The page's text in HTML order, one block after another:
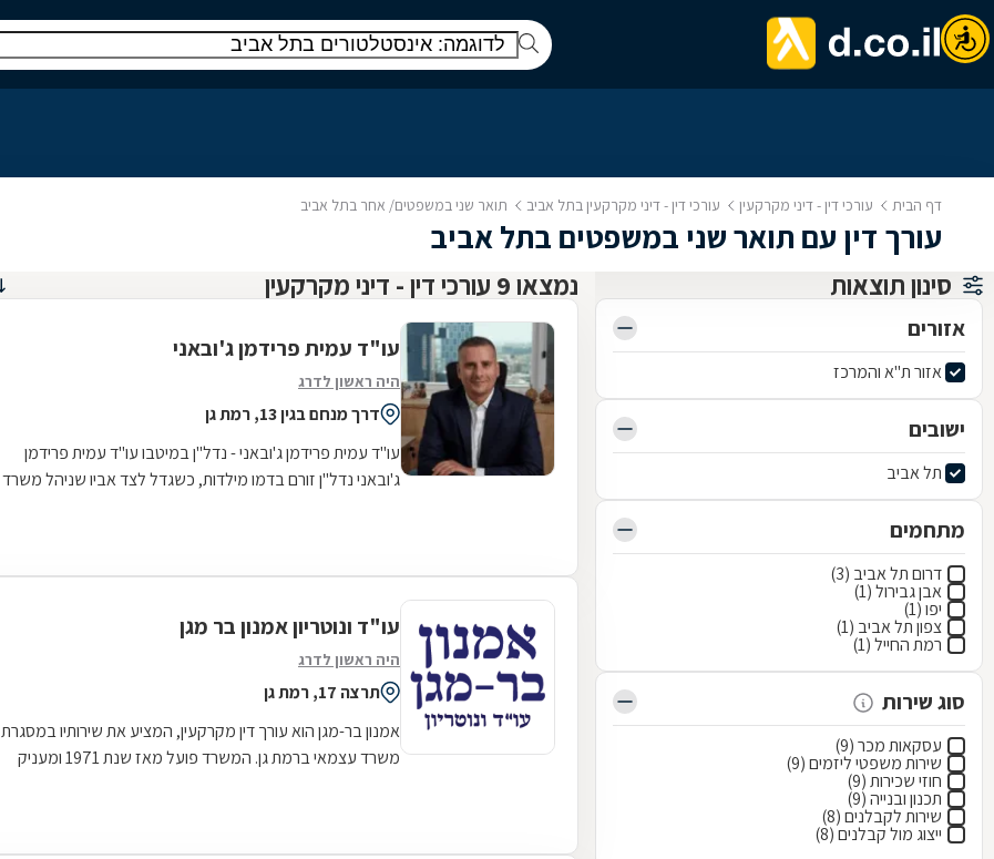
דף הבית עורכי דין - דיני מקרקעין עורכי דין - דיני מקרקעין בתל אביב תואר שני במשפטים/ אחר בתל אביב
עורך דין עם תואר שני במשפטים בתל אביב
סינון תוצאות
אזורים
אזור ת"א והמרכז
ישובים
תל אביב
מתחמים
דרום תל אביב (3)
אבן גבירול (1)
יפו (1)
צפון תל אביב (1)
רמת החייל (1)
סוג שירות
עסקאות מכר (9)
שירות משפטי ליזמים (9)
חוזי שכירות (9)
תכנון ובנייה (9)
שירות לקבלנים (8)
ייצוג מול קבלנים (8)
נמצאו 9 עורכי דין - דיני מקרקעין
עו"ד עמית פרידמן ג'ובאני
היה ראשון לדרג
דרך מנחם בגין 13, רמת גן
עו"ד עמית פרידמן ג'ובאני - נדל"ן במיטבו עו"ד עמית פרידמן
ג'ובאני נדל"ן זורם בדמו מילדות, כשגדל לצד אביו שניהל משרד
עו"ד ונוטריון אמנון בר מגן
היה ראשון לדרג
תרצה 17, רמת גן
אמנון בר-מגן הוא עורך דין מקרקעין, המציע את שירותיו במסגרת
משרד עצמאי ברמת גן. המשרד פועל מאז שנת 1971 ומעניק